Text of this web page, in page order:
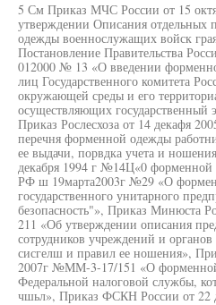
5 См Приказ МЧС России от 15
утверждении Описания отдельных
одежды военнослужащих войск
Постановление Правительства
012000 № 13 «О введении
лиц Государственного комитета
окружающей среды и его
осуществляющих государственный
Приказ Рослесхоза от 14 декафя
перечня форменной одежды
ее выдачи, порвдка учета и
декабря 1994 г №14Ц«0
РФ ш 19марта2003г №29 «О
государственного унитарного
безопасность"», Приказ Минюста
211 «Об утверждении описания
сотрудников учреждений и
сисгелш и правил ее ношения»,
2007г №ММ-3-17/151 «О
Федеральной налоговой службы,
чшьл», Приказ ФСКН России от 22